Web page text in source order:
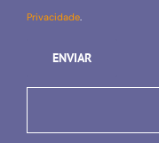
Privacidade.